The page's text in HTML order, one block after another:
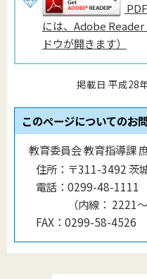
には、Adobe
ドウが開きます）
掲載日 平成28
このページについてのお
教育委員会 教育指導課
住所： 〒311-3492 茨
電話： 0299-48-1111
（内線 ： 2221
FAX： 0299-58-4526